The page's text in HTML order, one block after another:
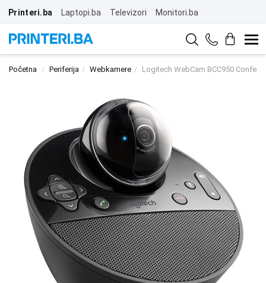
Printeri.ba Laptopi.ba Televizori Monitori.ba
Početna Periferija Webkamere Logitech WebCam BCC950